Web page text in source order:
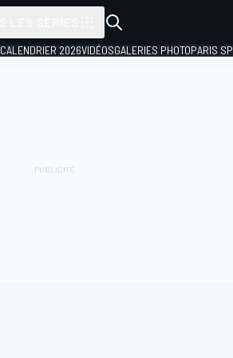
CALENDRIER 2026VIDÉOSGALERIES PHOTOPARIS